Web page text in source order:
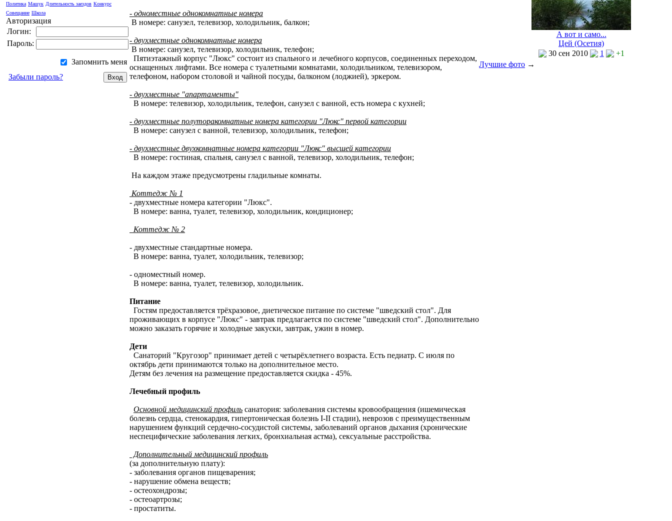
Политика Машук Длительность заездов Конкурс
Совещание Школа
Авторизация
Логин:
Пароль:
Запомнить меня
Забыли пароль?
- одноместные однокомнатные номера
В номере: санузел, телевизор, холодильник, балкон;
- двухместные однокомнатные номера
В номере: санузел, телевизор, холодильник, телефон;
Пятиэтажный корпус "Люкс" состоит из спального и лечебного корпусов, соединенных переходом,
оснащенных лифтами. Все номера с туалетными комнатами, холодильником, телевизором,
телефоном, набором столовой и чайной посуды, балконом (лоджией), эркером.
- двухместные "апартаменты"
В номере: телевизор, холодильник, телефон, санузел с ванной, есть номера с кухней;
- двухместные полуторакомнатные номера категории "Люкс" первой категории
В номере: санузел с ванной, телевизор, холодильник, телефон;
- двухместные двухкомнатные номера категории "Люкс" высшей категории
В номере: гостиная, спальня, санузел с ванной, телевизор, холодильник, телефон;
На каждом этаже предусмотрены гладильные комнаты.
Коттедж № 1
- двухместные номера категории "Люкс".
В номере: ванна, туалет, телевизор, холодильник, кондиционер;
Коттедж № 2
- двухместные стандартные номера.
В номере: ванна, туалет, холодильник, телевизор;
- одноместный номер.
В номере: ванна, туалет, телевизор, холодильник.
Питание
Гостям предоставляется трёхразовое, диетическое питание по системе "шведский стол". Для
проживающих в корпусе "Люкс" - завтрак предлагается по системе "шведский стол". Дополнительно
можно заказать горячие и холодные закуски, завтрак, ужин в номер.
Дети
Санаторий "Кругозор" принимает детей с четырёхлетнего возраста. Есть педиатр. С июля по
октябрь дети принимаются только на дополнительное место.
Детям без лечения на размещение предоставляется скидка - 45%.
Лечебный профиль
Основной медицинский профиль санатория: заболевания системы кровообращения (ишемическая
болезнь сердца, стенокардия, гипертоническая болезнь I-II стадии), неврозов с преимущественным
нарушением функций сердечно-сосудистой системы, заболеваний органов дыхания (хронические
неспецифические заболевания легких, бронхиальная астма), сексуальные расстройства.
Дополнительный медицинский профиль
(за дополнительную плату):
- заболевания органов пищеварения;
- нарушение обмена веществ;
- остеохондрозы;
- остеоартрозы;
- простатиты.
А вот и само...
Цей (Осетия)
30 сен 2010
1
+1
Лучшие фото →